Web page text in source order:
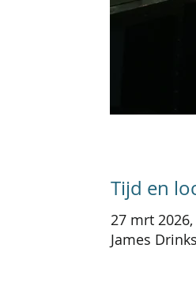
Tijd en
27 mrt 2026,
James